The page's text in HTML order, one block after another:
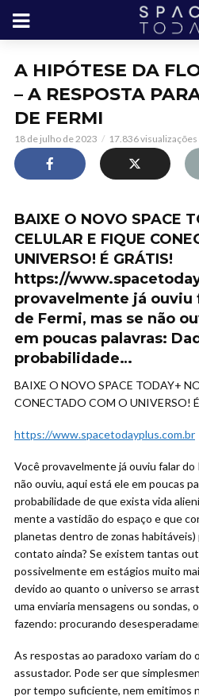
A HIPÓTESE DA
– A RESPOSTA
DE FERMI
18 de julho de 2023 17.836 visualizações
BAIXE O NOVO SPACE
CELULAR E FIQUE
UNIVERSO! É GRÁTIS!
https://
provavelmente já ouviu
de Fermi, mas se não
em poucas palavras:
probabilidade…
BAIXE O NOVO SPACE TODAY+
CONECTADO COM O UNIVERSO!
https://www.spacetodayplus.com.br
Você provavelmente já ouviu falar do
não ouviu, aqui está ele em poucas
probabilidade de que exista vida
mente a vastidão do espaço e que
planetas dentro de zonas
contato ainda? Se existem tantas
possivelmente em estágios muito
devido ao quanto o universo se
uma enviaria mensagens ou sondas,
fazendo: procurando
As respostas ao paradoxo variam do
assustador. Pode ser que
por tempo suficiente, nem emitimos